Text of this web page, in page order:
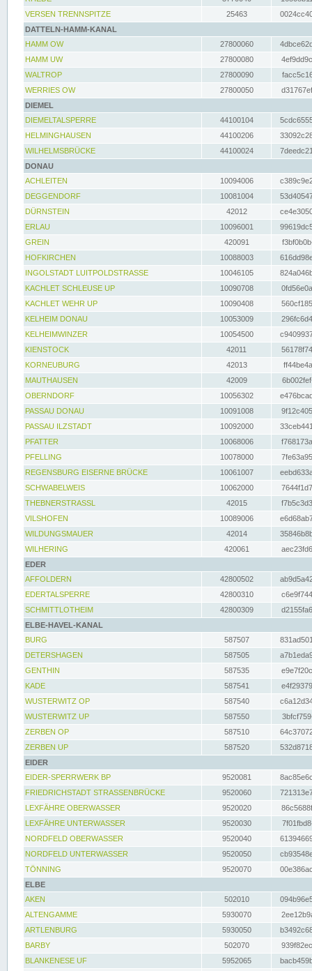
VERSEN TRENNSPITZE
25463
DATTELN-HAMM-KANAL
HAMM OW
27800060
HAMM UW
27800080
WALTROP
27800090
WERRIES OW
27800050
DIEMEL
DIEMELTALSPERRE
44100104
HELMINGHAUSEN
44100206
WILHELMSBRÜCKE
44100024
DONAU
ACHLEITEN
10094006
DEGGENDORF
10081004
DÜRNSTEIN
42012
ERLAU
10096001
GREIN
420091
HOFKIRCHEN
10088003
INGOLSTADT LUITPOLDSTRASSE
10046105
KACHLET SCHLEUSE UP
10090708
KACHLET WEHR UP
10090408
KELHEIM DONAU
10053009
KELHEIMWINZER
10054500
KIENSTOCK
42011
KORNEUBURG
42013
MAUTHAUSEN
42009
OBERNDORF
10056302
PASSAU DONAU
10091008
PASSAU ILZSTADT
10092000
PFATTER
10068006
PFELLING
10078000
REGENSBURG EISERNE BRÜCKE
10061007
SCHWABELWEIS
10062000
THEBNERSTRASSL
42015
VILSHOFEN
10089006
WILDUNGSMAUER
42014
WILHERING
420061
EDER
AFFOLDERN
42800502
EDERTALSPERRE
42800310
SCHMITTLOTHEIM
42800309
ELBE-HAVEL-KANAL
BURG
587507
DETERSHAGEN
587505
GENTHIN
587535
KADE
587541
WUSTERWITZ OP
587540
WUSTERWITZ UP
587550
ZERBEN OP
587510
ZERBEN UP
587520
EIDER
EIDER-SPERRWERK BP
9520081
FRIEDRICHSTADT STRASSENBRÜCKE
9520060
LEXFÄHRE OBERWASSER
9520020
LEXFÄHRE UNTERWASSER
9520030
NORDFELD OBERWASSER
9520040
NORDFELD UNTERWASSER
9520050
TÖNNING
9520070
ELBE
AKEN
502010
ALTENGAMME
5930070
ARTLENBURG
5930050
BARBY
502070
BLANKENESE UF
5952065